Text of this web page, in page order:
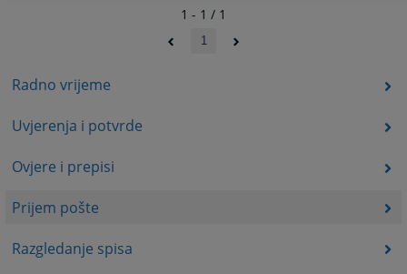
Radno vrijeme
Uvjerenja i potvrde
Ovjere i prepisi
Prijem pošte
Razgledanje spisa
1 - 1 / 1
1